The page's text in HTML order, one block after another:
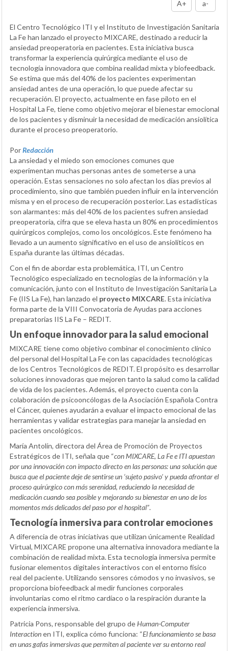
A+ a-
El Centro Tecnológico ITI y el Instituto de Investigación Sanitaria
La Fe han lanzado el proyecto MIXCARE, destinado a reducir la
ansiedad preoperatoria en pacientes. Esta iniciativa busca
transformar la experiencia quirúrgica mediante el uso de
tecnología innovadora que combina realidad mixta y biofeedback.
Se estima que más del 40% de los pacientes experimentan
ansiedad antes de una operación, lo que puede afectar su
recuperación. El proyecto, actualmente en fase piloto en el
Hospital La Fe, tiene como objetivo mejorar el bienestar emocional
de los pacientes y disminuir la necesidad de medicación ansiolítica
durante el proceso preoperatorio.
PorRedacción
La ansiedad y el miedo son emociones comunes que
experimentan muchas personas antes de someterse a una
operación. Estas sensaciones no solo afectan los días previos al
procedimiento, sino que también pueden influir en la intervención
misma y en el proceso de recuperación posterior. Las estadísticas
son alarmantes: más del 40% de los pacientes sufren ansiedad
preoperatoria, cifra que se eleva hasta un 80% en procedimientos
quirúrgicos complejos, como los oncológicos. Este fenómeno ha
llevado a un aumento significativo en el uso de ansiolíticos en
España durante las últimas décadas.
Con el fin de abordar esta problemática, ITI, un Centro
Tecnológico especializado en tecnologías de la información y la
comunicación, junto con el Instituto de Investigación Sanitaria La
Fe (IIS La Fe), han lanzado el proyecto MIXCARE. Esta iniciativa
forma parte de la VIII Convocatoria de Ayudas para acciones
preparatorias IIS La Fe – REDIT.
Un enfoque innovador para la salud emocional
MIXCARE tiene como objetivo combinar el conocimiento clínico
del personal del Hospital La Fe con las capacidades tecnológicas
de los Centros Tecnológicos de REDIT. El propósito es desarrollar
soluciones innovadoras que mejoren tanto la salud como la calidad
de vida de los pacientes. Además, el proyecto cuenta con la
colaboración de psicooncólogas de la Asociación Española Contra
el Cáncer, quienes ayudarán a evaluar el impacto emocional de las
herramientas y validar estrategias para manejar la ansiedad en
pacientes oncológicos.
María Antolín, directora del Área de Promoción de Proyectos
Estratégicos de ITI, señala que “con MIXCARE, La Fe e ITI apuestan
por una innovación con impacto directo en las personas: una solución que
busca que el paciente deje de sentirse un ‘sujeto pasivo’ y pueda afrontar el
proceso quirúrgico con más serenidad, reduciendo la necesidad de
medicación cuando sea posible y mejorando su bienestar en uno de los
momentos más delicados del paso por el hospital”.
Tecnología inmersiva para controlar emociones
A diferencia de otras iniciativas que utilizan únicamente Realidad
Virtual, MIXCARE propone una alternativa innovadora mediante la
combinación de realidad mixta. Esta tecnología inmersiva permite
fusionar elementos digitales interactivos con el entorno físico
real del paciente. Utilizando sensores cómodos y no invasivos, se
proporciona biofeedback al medir funciones corporales
involuntarias como el ritmo cardíaco o la respiración durante la
experiencia inmersiva.
Patricia Pons, responsable del grupo deHuman-Computer
Interactionen ITI, explica cómo funciona: “El funcionamiento se basa
en unas gafas inmersivas que permiten al paciente ver su entorno real